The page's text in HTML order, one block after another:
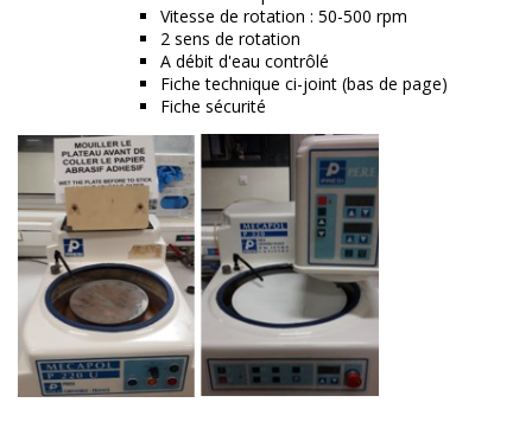
Vitesse de rotation : 50-500 rpm
2 sens de rotation
A débit d'eau contrôlé
Fiche technique ci-joint (bas de page)
Fiche sécurité